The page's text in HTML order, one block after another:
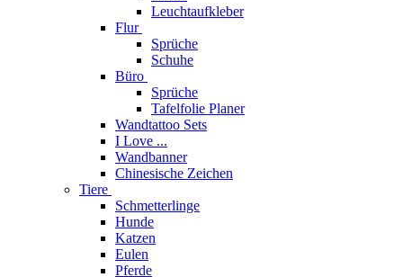
Leuchtaufkleber
Flur
Sprüche
Schuhe
Büro
Sprüche
Tafelfolie Planer
Wandtattoo Sets
I Love ...
Wandbanner
Chinesische Zeichen
Tiere
Schmetterlinge
Hunde
Katzen
Eulen
Pferde